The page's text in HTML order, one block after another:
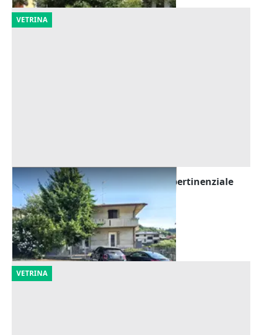
VETRINA
Asta Casa indipendente con corte pertinenziale
Barbarano Mossano (Vicenza)
Offerta minima
180.000 €
22/10/2026
VETRINA